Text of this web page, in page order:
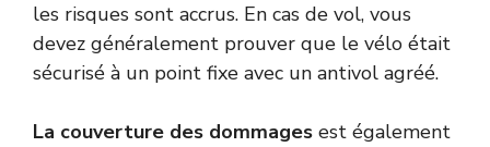
les risques sont accrus. En cas de vol, vous
devez généralement prouver que le vélo était
sécurisé à un point fixe avec un antivol agréé.
La couverture des dommages est également